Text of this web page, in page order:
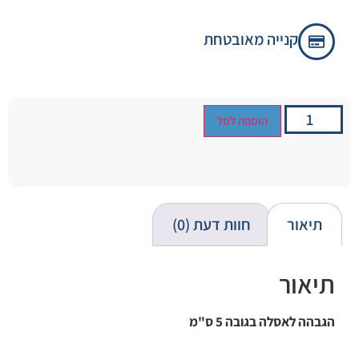
קנייה מאובטחת
הוספה לסל
תיאור חוות דעת (0)
תיאור
הגבהה לאסלה בגובה 5 ס"מ